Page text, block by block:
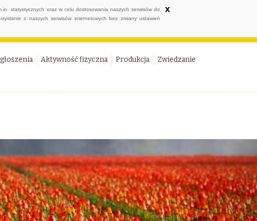
statystycznych oraz w celu dostosowania naszych serwisów do
z naszych serwisów internetowych bez zmiany ustawień
x
Aktywność fizyczna Produkcja
Zwiedzanie